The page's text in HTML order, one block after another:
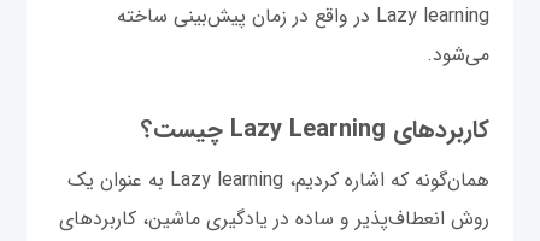
Lazy learning در واقع در زمان پیش‌بینی ساخته
می‌شود.
کاربردهای Lazy Learning چیست؟
همان‌گونه که اشاره کردیم، Lazy learning به عنوان یک
روش انعطاف‌پذیر و ساده در یادگیری ماشین، کاربردهای